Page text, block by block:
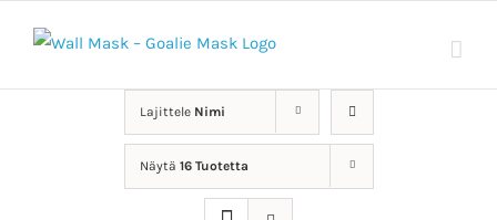
Lajittele Nimi
Näytä 16 Tuotetta